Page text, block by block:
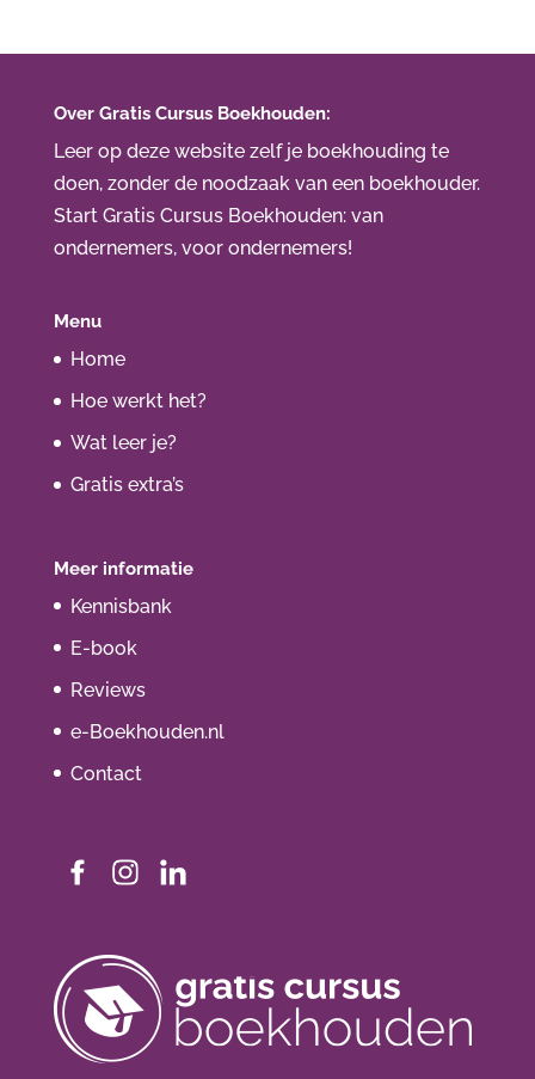
Over Gratis Cursus Boekhouden:
Leer op deze website zelf je boekhouding te
doen, zonder de noodzaak van een boekhouder.
Start Gratis Cursus Boekhouden: van
ondernemers, voor ondernemers!
Menu
Home
Hoe werkt het?
Wat leer je?
Gratis extra’s
Meer informatie
Kennisbank
E-book
Reviews
e-Boekhouden.nl
Contact